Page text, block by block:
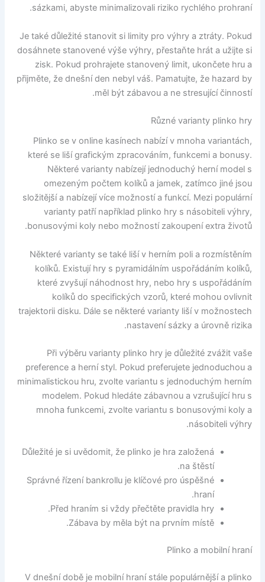
sázkami, abyste minimalizovali riziko rychlého prohraní.
Je také důležité stanovit si limity pro výhry a ztráty. Pokud
dosáhnete stanovené výše výhry, přestaňte hrát a užijte si
zisk. Pokud prohrajete stanovený limit, ukončete hru a
přijměte, že dnešní den nebyl váš. Pamatujte, že hazard by
měl být zábavou a ne stresující činností.
Různé varianty plinko hry
Plinko se v online kasínech nabízí v mnoha variantách,
které se liší grafickým zpracováním, funkcemi a bonusy.
Některé varianty nabízejí jednoduchý herní model s
omezeným počtem kolíků a jamek, zatímco jiné jsou
složitější a nabízejí více možností a funkcí. Mezi populární
varianty patří například plinko hry s násobiteli výhry,
bonusovými koly nebo možností zakoupení extra životů.
Některé varianty se také liší v herním poli a rozmístěním
kolíků. Existují hry s pyramidálním uspořádáním kolíků,
které zvyšují náhodnost hry, nebo hry s uspořádáním
kolíků do specifických vzorů, které mohou ovlivnit
trajektorii disku. Dále se některé varianty liší v možnostech
nastavení sázky a úrovně rizika.
Při výběru varianty plinko hry je důležité zvážit vaše
preference a herní styl. Pokud preferujete jednoduchou a
minimalistickou hru, zvolte variantu s jednoduchým herním
modelem. Pokud hledáte zábavnou a vzrušující hru s
mnoha funkcemi, zvolte variantu s bonusovými koly a
násobiteli výhry.
Důležité je si uvědomit, že plinko je hra založená
na štěstí.
Správné řízení bankrollu je klíčové pro úspěšné
hraní.
Před hraním si vždy přečtěte pravidla hry.
Zábava by měla být na prvním místě.
Plinko a mobilní hraní
V dnešní době je mobilní hraní stále populárnější a plinko